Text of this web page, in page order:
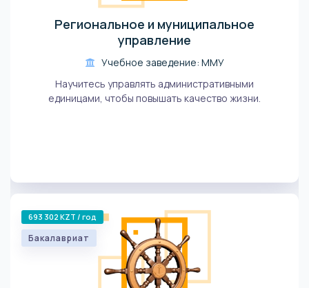
Региональное и муниципальное
управление
Учебное заведение: ММУ
Научитесь управлять административными
единицами, чтобы повышать качество жизни.
693 302 KZT / год
Бакалавриат